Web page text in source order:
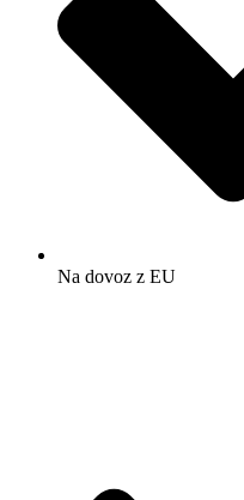
Na dovoz z EU